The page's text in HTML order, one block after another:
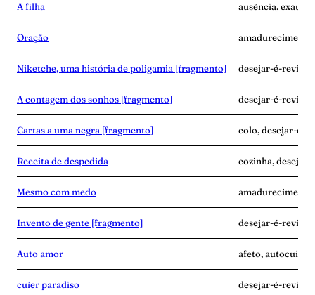
A filha ausência,
Oração
Niketche, uma história de poligamia [fragmento] desejar-é-revide,
A contagem dos sonhos [fragmento] desejar-é-
Cartas a uma negra [fragmento] colo, desejar-é-
Receita de despedida cozinha,
Mesmo com medo
Invento de gente [fragmento] desejar-é-
Auto amor afeto,
cuíer paradiso desejar-é-revide,